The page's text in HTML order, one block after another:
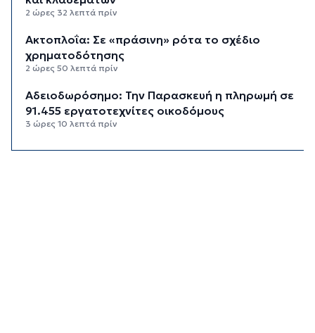
2 ώρες 32 λεπτά πρίν
Aκτοπλοΐα: Σε «πράσινη» ρότα το σχέδιο
χρηματοδότησης
2 ώρες 50 λεπτά πρίν
Αδειοδωρόσημο: Την Παρασκευή η πληρωμή σε
91.455 εργατοτεχνίτες οικοδόμους
3 ώρες 10 λεπτά πρίν
Το εξωτικό φρούτο που καλλιεργείται μόνο σε